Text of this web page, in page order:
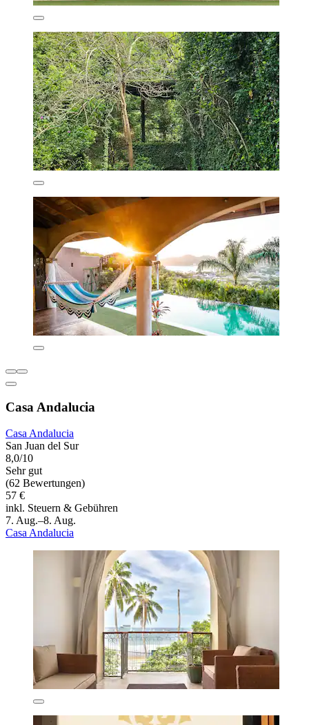
Casa Andalucia
Casa Andalucia
San Juan del Sur
8,0/10
Sehr gut
(62 Bewertungen)
57 €
inkl. Steuern & Gebühren
7. Aug.–8. Aug.
Casa Andalucia